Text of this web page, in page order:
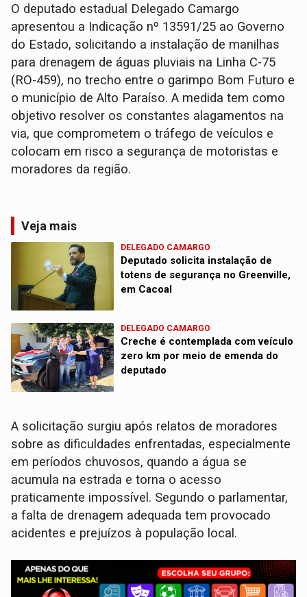
O deputado estadual Delegado Camargo
apresentou a Indicação nº 13591/25 ao Governo
do Estado, solicitando a instalação de manilhas
para drenagem de águas pluviais na Linha C-75
(RO-459), no trecho entre o garimpo Bom Futuro e
o município de Alto Paraíso. A medida tem como
objetivo resolver os constantes alagamentos na
via, que comprometem o tráfego de veículos e
colocam em risco a segurança de motoristas e
moradores da região.
Veja mais
DELEGADO CAMARGO
Deputado solicita instalação de
totens de segurança no Greenville,
em Cacoal
DELEGADO CAMARGO
Creche é contemplada com veículo
zero km por meio de emenda do
deputado
A solicitação surgiu após relatos de moradores
sobre as dificuldades enfrentadas, especialmente
em períodos chuvosos, quando a água se
acumula na estrada e torna o acesso
praticamente impossível. Segundo o parlamentar,
a falta de drenagem adequada tem provocado
acidentes e prejuízos à população local.